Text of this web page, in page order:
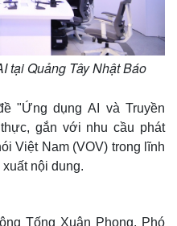
tại Quảng Tây Nhật Báo
"Ứng dụng AI và Truyền
gắn với nhu cầu phát
Việt Nam (VOV) trong lĩnh
nội dung.
Tống Xuân Phong, Phó